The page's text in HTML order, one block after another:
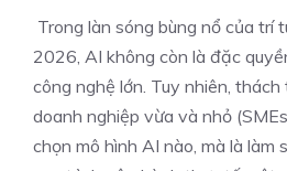
Trong làn sóng bùng nổ của trí
2026, AI không còn là đặc
công nghệ lớn. Tuy nhiên,
doanh nghiệp vừa và nhỏ
chọn mô hình AI nào, mà là làm